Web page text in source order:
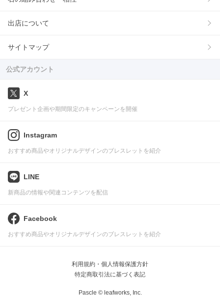
出店について
サイトマップ
公式アカウント
X
プレゼント企画や期間限定のキャンペーンを開催
Instagram
おすすめ商品やオリジナルデザインのブレスレットを紹介
LINE
新商品の情報や関連コンテンツを配信
Facebook
おすすめ商品やオリジナルデザインのブレスレットを紹介
利用規約・個人情報保護方針
特定商取引法に基づく表記
Pascle © leafworks, Inc.